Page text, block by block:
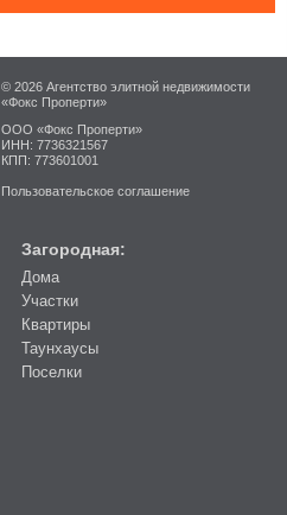
© 2026 Агентство элитной недвижимости
«Фокс Проперти»
ООО «Фокс Проперти»
ИНН: 7736321567
КПП: 773601001
Пользовательское соглашение
Загородная:
Дома
Участки
Квартиры
Таунхаусы
Поселки